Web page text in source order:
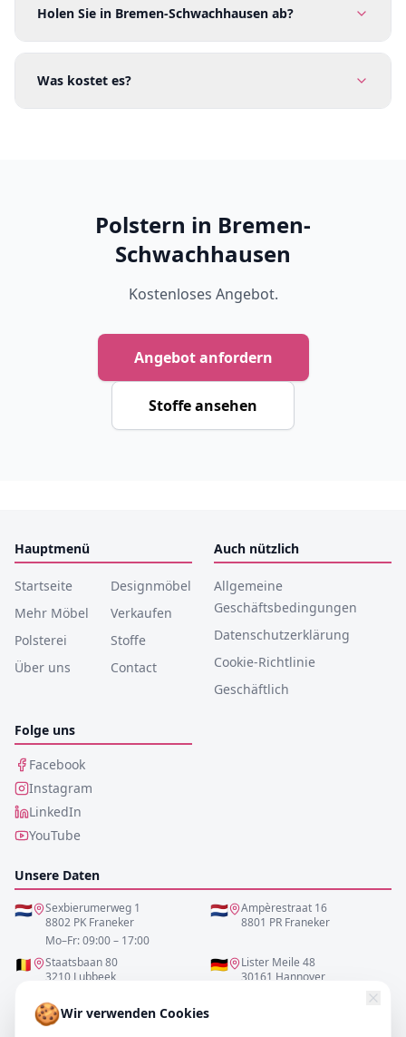
Holen Sie in Bremen-Schwachhausen ab?
Was kostet es?
Polstern in Bremen-
Schwachhausen
Kostenloses Angebot.
Angebot anfordern
Stoffe ansehen
🍪Wir verwenden Cookies
Hauptmenü
Startseite
Designmöbel
Mehr Möbel
Verkaufen
Polsterei
Stoffe
Über uns
Contact
Auch nützlich
Allgemeine
Geschäftsbedingungen
Datenschutzerklärung
Cookie-Richtlinie
Geschäftlich
Folge uns
Facebook
Instagram
LinkedIn
YouTube
Unsere Daten
🇳🇱
Sexbierumerweg 1
8802 PK Franeker
Mo–Fr: 09:00 – 17:00
🇳🇱
Ampèrestraat 16
8801 PR Franeker
🇧🇪
Staatsbaan 80
3210 Lubbeek
🇩🇪
Lister Meile 48
30161 Hannover